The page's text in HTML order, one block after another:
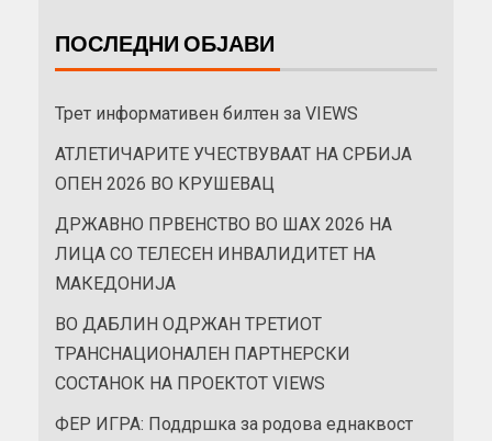
ПОСЛЕДНИ ОБЈАВИ
Трет информативен билтен за VIEWS
АТЛЕТИЧАРИТЕ УЧЕСТВУВААТ НА СРБИЈА
ОПЕН 2026 ВО КРУШЕВАЦ
ДРЖАВНО ПРВЕНСТВО ВО ШАХ 2026 НА
ЛИЦА СО ТЕЛЕСЕН ИНВАЛИДИТЕТ НА
МАКЕДОНИЈА
ВО ДАБЛИН ОДРЖАН ТРЕТИОТ
ТРАНСНАЦИОНАЛЕН ПАРТНЕРСКИ
СОСТАНОК НА ПРОЕКТОТ VIEWS
ФЕР ИГРА: Поддршка за родова еднаквост